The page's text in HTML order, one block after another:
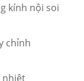
kính nội soi
chỉnh
nhiệt